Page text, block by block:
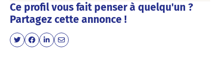
Ce profil vous fait penser à quelqu'un ?
Partagez cette annonce !